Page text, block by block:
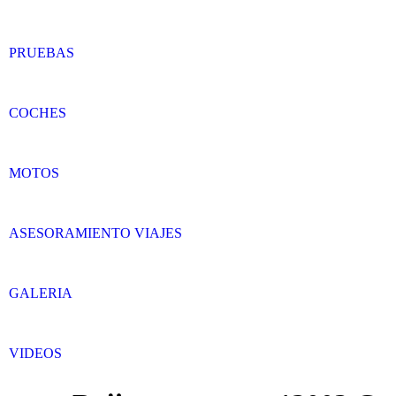
PRUEBAS
COCHES
MOTOS
ASESORAMIENTO VIAJES
GALERIA
VIDEOS